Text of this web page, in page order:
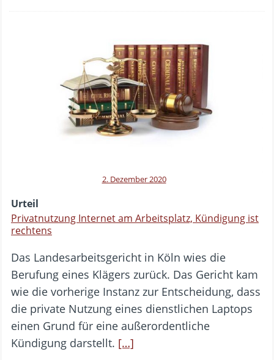
2. Dezember 2020
Urteil
Privatnutzung Internet am Arbeitsplatz, Kündigung ist
rechtens
Das Landesarbeitsgericht in Köln wies die
Berufung eines Klägers zurück. Das Gericht kam
wie die vorherige Instanz zur Entscheidung, dass
die private Nutzung eines dienstlichen Laptops
einen Grund für eine außerordentliche
Kündigung darstellt. […]